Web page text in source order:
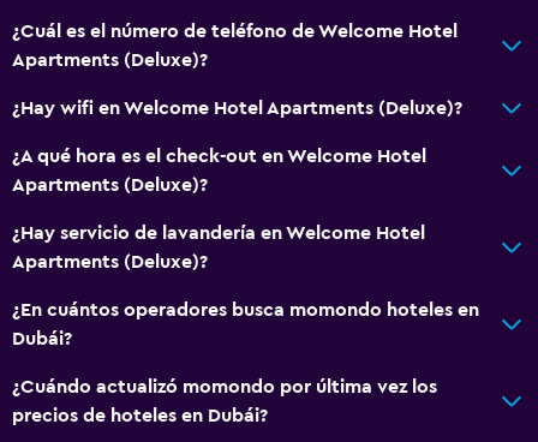
¿Cuál es el número de teléfono de Welcome Hotel
Apartments (Deluxe)?
¿Hay wifi en Welcome Hotel Apartments (Deluxe)?
¿A qué hora es el check-out en Welcome Hotel
Apartments (Deluxe)?
¿Hay servicio de lavandería en Welcome Hotel
Apartments (Deluxe)?
¿En cuántos operadores busca momondo hoteles en
Dubái?
¿Cuándo actualizó momondo por última vez los
precios de hoteles en Dubái?